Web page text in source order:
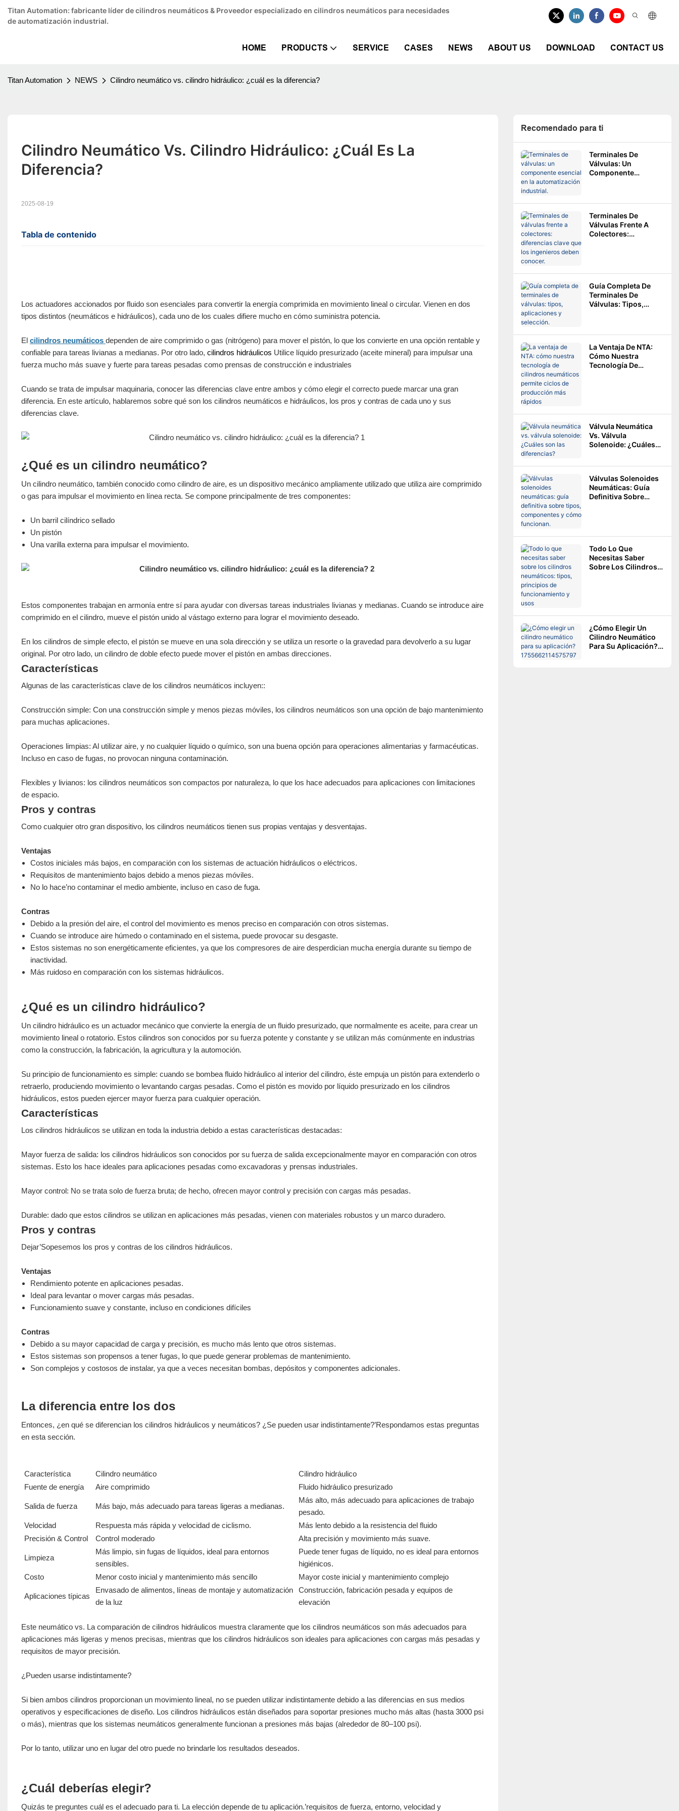
Titan Automation: fabricante líder de cilindros neumáticos & Proveedor especializado en cilindros neumáticos para necesidades
de automatización industrial.
HOME PRODUCTS SERVICE CASES NEWS ABOUT US DOWNLOAD CONTACT US
Titan Automation NEWS Cilindro neumático vs. cilindro hidráulico: ¿cuál es la diferencia?
Cilindro Neumático Vs. Cilindro Hidráulico: ¿cuál Es La
Diferencia?
2025-08-19
Tabla de contenido
Los actuadores accionados por fluido son esenciales para convertir la energía comprimida en movimiento lineal o circular. Vienen en dos
tipos distintos (neumáticos e hidráulicos), cada uno de los cuales difiere mucho en cómo suministra potencia.
El cilindros neumáticos dependen de aire comprimido o gas (nitrógeno) para mover el pistón, lo que los convierte en una opción rentable y
confiable para tareas livianas a medianas. Por otro lado, cilindros hidráulicos Utilice líquido presurizado (aceite mineral) para impulsar una
fuerza mucho más suave y fuerte para tareas pesadas como prensas de construcción e industriales
Cuando se trata de impulsar maquinaria, conocer las diferencias clave entre ambos y cómo elegir el correcto puede marcar una gran
diferencia. En este artículo, hablaremos sobre qué son los cilindros neumáticos e hidráulicos, los pros y contras de cada uno y sus
diferencias clave.
¿Qué es un cilindro neumático?
Un cilindro neumático, también conocido como cilindro de aire, es un dispositivo mecánico ampliamente utilizado que utiliza aire comprimido
o gas para impulsar el movimiento en línea recta. Se compone principalmente de tres componentes:
Un barril cilíndrico sellado
Un pistón
Una varilla externa para impulsar el movimiento.
Estos componentes trabajan en armonía entre sí para ayudar con diversas tareas industriales livianas y medianas. Cuando se introduce aire
comprimido en el cilindro, mueve el pistón unido al vástago externo para lograr el movimiento deseado.
En los cilindros de simple efecto, el pistón se mueve en una sola dirección y se utiliza un resorte o la gravedad para devolverlo a su lugar
original. Por otro lado, un cilindro de doble efecto puede mover el pistón en ambas direcciones.
Características
Algunas de las características clave de los cilindros neumáticos incluyen::
Construcción simple: Con una construcción simple y menos piezas móviles, los cilindros neumáticos son una opción de bajo mantenimiento
para muchas aplicaciones.
Operaciones limpias: Al utilizar aire, y no cualquier líquido o químico, son una buena opción para operaciones alimentarias y farmacéuticas.
Incluso en caso de fugas, no provocan ninguna contaminación.
Flexibles y livianos: los cilindros neumáticos son compactos por naturaleza, lo que los hace adecuados para aplicaciones con limitaciones
de espacio.
Pros y contras
Como cualquier otro gran dispositivo, los cilindros neumáticos tienen sus propias ventajas y desventajas.
Ventajas
Costos iniciales más bajos, en comparación con los sistemas de actuación hidráulicos o eléctricos.
Requisitos de mantenimiento bajos debido a menos piezas móviles.
No lo hace’no contaminar el medio ambiente, incluso en caso de fuga.
Contras
Debido a la presión del aire, el control del movimiento es menos preciso en comparación con otros sistemas.
Cuando se introduce aire húmedo o contaminado en el sistema, puede provocar su desgaste.
Estos sistemas no son energéticamente eficientes, ya que los compresores de aire desperdician mucha energía durante su tiempo de
inactividad.
Más ruidoso en comparación con los sistemas hidráulicos.
¿Qué es un cilindro hidráulico?
Un cilindro hidráulico es un actuador mecánico que convierte la energía de un fluido presurizado, que normalmente es aceite, para crear un
movimiento lineal o rotatorio. Estos cilindros son conocidos por su fuerza potente y constante y se utilizan más comúnmente en industrias
como la construcción, la fabricación, la agricultura y la automoción.
Su principio de funcionamiento es simple: cuando se bombea fluido hidráulico al interior del cilindro, éste empuja un pistón para extenderlo o
retraerlo, produciendo movimiento o levantando cargas pesadas. Como el pistón es movido por líquido presurizado en los cilindros
hidráulicos, estos pueden ejercer mayor fuerza para cualquier operación.
Características
Los cilindros hidráulicos se utilizan en toda la industria debido a estas características destacadas:
Mayor fuerza de salida: los cilindros hidráulicos son conocidos por su fuerza de salida excepcionalmente mayor en comparación con otros
sistemas. Esto los hace ideales para aplicaciones pesadas como excavadoras y prensas industriales.
Mayor control: No se trata solo de fuerza bruta; de hecho, ofrecen mayor control y precisión con cargas más pesadas.
Durable: dado que estos cilindros se utilizan en aplicaciones más pesadas, vienen con materiales robustos y un marco duradero.
Pros y contras
Dejar’Sopesemos los pros y contras de los cilindros hidráulicos.
Ventajas
Rendimiento potente en aplicaciones pesadas.
Ideal para levantar o mover cargas más pesadas.
Funcionamiento suave y constante, incluso en condiciones difíciles
Contras
Debido a su mayor capacidad de carga y precisión, es mucho más lento que otros sistemas.
Estos sistemas son propensos a tener fugas, lo que puede generar problemas de mantenimiento.
Son complejos y costosos de instalar, ya que a veces necesitan bombas, depósitos y componentes adicionales.
La diferencia entre los dos
Entonces, ¿en qué se diferencian los cilindros hidráulicos y neumáticos? ¿Se pueden usar indistintamente?’Respondamos estas preguntas
en esta sección.
Característica Cilindro neumático
Cilindro hidráulico
Fuente de energía
Aire comprimido Fluido hidráulico presurizado
Salida de fuerza Más bajo, más adecuado para tareas ligeras a medianas.
Más alto, más adecuado para aplicaciones de trabajo
pesado.
Velocidad
Respuesta más rápida y velocidad de ciclismo.
Más lento debido a la resistencia del fluido
Precisión & Control
Control moderado Alta precisión y movimiento más suave.
Limpieza
Más limpio, sin fugas de líquidos, ideal para entornos
sensibles.
Puede tener fugas de líquido, no es ideal para entornos
higiénicos.
Costo
Menor costo inicial y mantenimiento más sencillo Mayor coste inicial y mantenimiento complejo
Aplicaciones típicas
Envasado de alimentos, líneas de montaje y automatización
de la luz
Construcción, fabricación pesada y equipos de
elevación
Este neumático vs. La comparación de cilindros hidráulicos muestra claramente que los cilindros neumáticos son más adecuados para
aplicaciones más ligeras y menos precisas, mientras que los cilindros hidráulicos son ideales para aplicaciones con cargas más pesadas y
requisitos de mayor precisión.
¿Pueden usarse indistintamente?
Si bien ambos cilindros proporcionan un movimiento lineal, no se pueden utilizar indistintamente debido a las diferencias en sus medios
operativos y especificaciones de diseño. Los cilindros hidráulicos están diseñados para soportar presiones mucho más altas (hasta 3000 psi
o más), mientras que los sistemas neumáticos generalmente funcionan a presiones más bajas (alrededor de 80–100 psi).
Por lo tanto, utilizar uno en lugar del otro puede no brindarle los resultados deseados.
¿Cuál deberías elegir?
Quizás te preguntes cuál es el adecuado para ti. La elección depende de tu aplicación.’requisitos de fuerza, entorno, velocidad y
Recomendado para ti
Terminales De
Válvulas: Un
Componente
Terminales De
Válvulas Frente A
Colectores:
Guía Completa De
Terminales De
Válvulas: Tipos,
La Ventaja De NTA:
Cómo Nuestra
Tecnología De
Válvula Neumática
Vs. Válvula
Solenoide: ¿Cuáles
Válvulas Solenoides
Neumáticas: Guía
Definitiva Sobre
Todo Lo Que
Necesitas Saber
Sobre Los Cilindros
¿Cómo Elegir Un
Cilindro Neumático
Para Su Aplicación?